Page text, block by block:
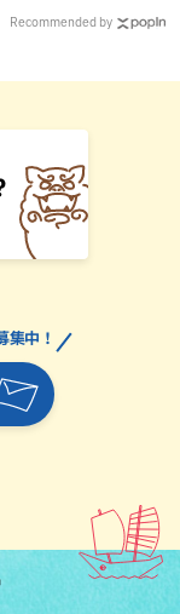
Recommended by
集中！